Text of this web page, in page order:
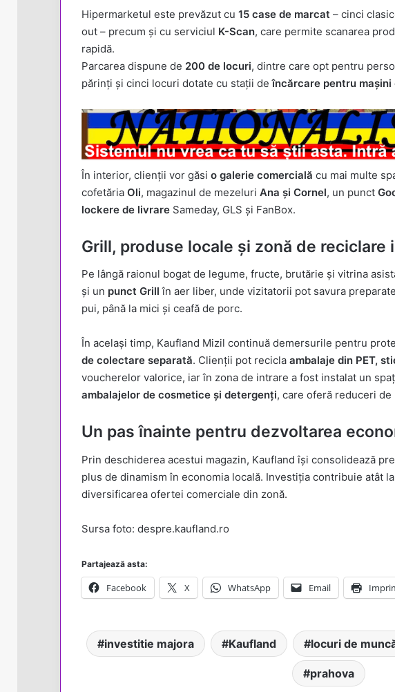
Hipermarketul este prevăzut cu 15 case de marcat – cinci
out – precum și cu serviciul K-Scan, care permite scanarea
rapidă.
Parcarea dispune de 200 de locuri, dintre care opt pentru
părinți și cinci locuri dotate cu stații deîncărcare pentru
În interior, clienții vor găsi o galerie comercială cu mai multe
cofetăria Oli, magazinul de mezeluri Ana și Cornel, un punct
lockere de livrare Sameday, GLS și FanBox.
Grill, produse locale și zonă de reciclare
Pe lângă raionul bogat de legume, fructe, brutărie și vitrina
și un punct Grill în aer liber, unde vizitatorii pot savura
pui, până la mici și ceafă de porc.
În același timp, Kaufland Mizil continuă demersurile pentru
de colectare separată. Clienții pot recicla ambalaje din PET,
voucherelor valorice, iar în zona de intrare a fost instalat un
ambalajelor de cosmetice și detergenți, care oferă reduceri
Un pas înainte pentru dezvoltarea
Prin deschiderea acestui magazin, Kaufland își consolidează
plus de dinamism în economia locală. Investiția contribuie atât
diversificarea ofertei comerciale din zonă.
Sursa foto: despre.kaufland.ro
Partajează asta:
Facebook X WhatsApp Email
investitie majora Kaufland locuri de
prahova